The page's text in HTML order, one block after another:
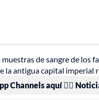
de sangre de los
la antigua capital imperial
Channels aquí 👉🏻